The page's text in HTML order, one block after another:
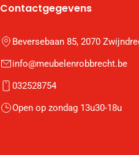
Contactgegevens
Beversebaan 85, 2070
info@meubelenrobbrecht.be
032528754
Open op zondag 13u30-18u